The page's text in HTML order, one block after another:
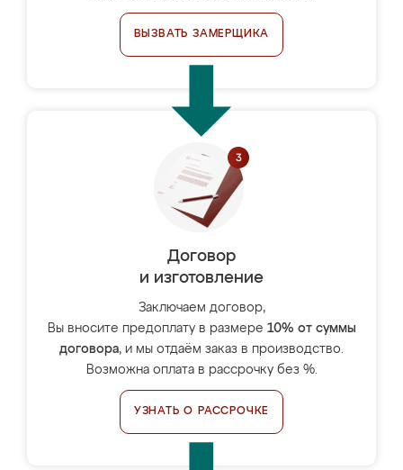
ВЫЗВАТЬ ЗАМЕРЩИКА
Договор
и изготовление
Заключаем договор,
Вы вносите предоплату в размере 10% от суммы
договора, и мы отдаём заказ в производство.
Возможна оплата в рассрочку без %.
УЗНАТЬ О РАССРОЧКЕ